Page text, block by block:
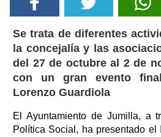
Se trata de diferentes
la concejalía y las
del 27 de octubre al 2 de
con un gran evento
Lorenzo Guardiola
El Ayuntamiento de Jumilla, a
Política Social, ha presentado el